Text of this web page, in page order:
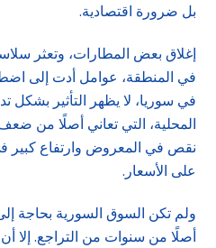
بل ضرورة اقتصادية.
إغلاق بعض المطارات، وتعثر سلاسل
في المنطقة، عوامل أدت إلى
في سوريا، لا يظهر التأثير
المحلية، التي تعاني أصلًا من
نقص في المعروض وارتفاع كبير
على الأسعار.
ولم تكن السوق السورية بحاجة
أصلًا من سنوات من التراجع. إلا